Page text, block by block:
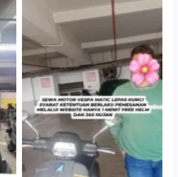
Cityplaza Jatinegara
Gedung Parkir P6A